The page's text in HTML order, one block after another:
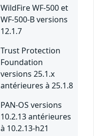
WildFire WF-500 et
WF-500-B versions
12.1.7
Trust Protection
Foundation
versions 25.1.x
antérieures à 25.1.8
PAN-OS versions
10.2.13 antérieures
à 10.2.13-h21